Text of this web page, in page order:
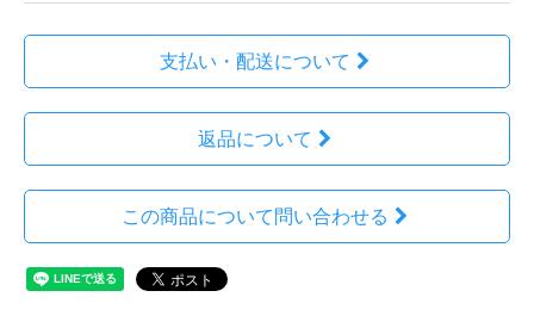
支払い・配送について
返品について
この商品について問い合わせる